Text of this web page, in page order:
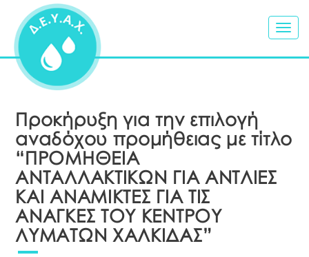
Προκήρυξη για την επιλογή
αναδόχου προμήθειας με τίτλο
“ΠΡΟΜΗΘΕΙΑ
ΑΝΤΑΛΛΑΚΤΙΚΩΝ ΓΙΑ ΑΝΤΛΙΕΣ
ΚΑΙ ΑΝΑΜΙΚΤΕΣ ΓΙΑ ΤΙΣ
ΑΝΑΓΚΕΣ TOY ΚΕΝΤΡΟΥ
ΛΥΜΑΤΩΝ ΧΑΛΚΙΔΑΣ”